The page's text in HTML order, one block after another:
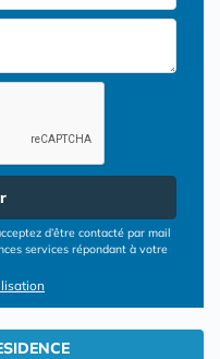
d’être contacté par mail
services répondant à votre